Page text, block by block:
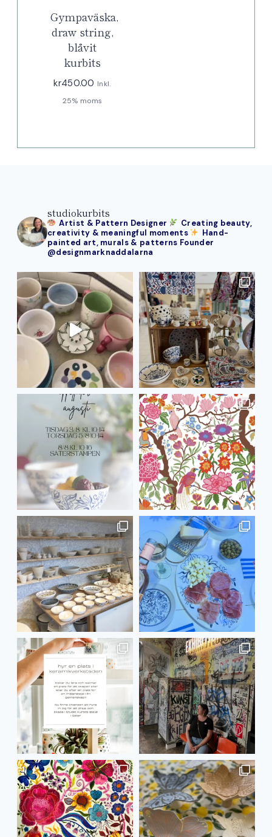
Gympaväska,
draw string,
blåvit
kurbits
kr450.00 Inkl.
25% moms
studiokurbits
Artist & Pattern Designer
Creating beauty,
creativity & meaningful moments
Hand-
painted art, murals & patterns Founder
@designmarknaddalarna